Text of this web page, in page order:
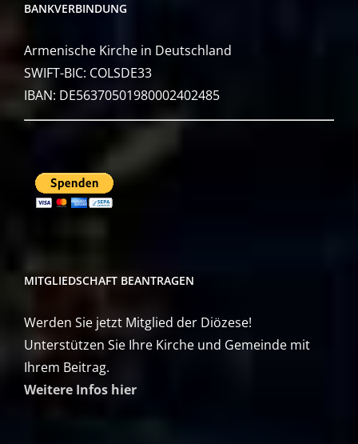
BANKVERBINDUNG
Armenische Kirche in Deutschland
SWIFT-BIC: COLSDE33
IBAN: DE56370501980002402485
MITGLIEDSCHAFT BEANTRAGEN
Werden Sie jetzt Mitglied der Diözese!
Unterstützen Sie Ihre Kirche und Gemeinde mit
Ihrem Beitrag.
Weitere Infos hier